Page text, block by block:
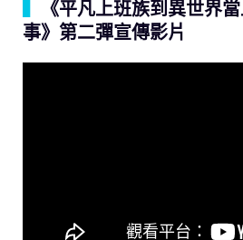
《平凡上班族到異世界
事》第二彈宣傳影片